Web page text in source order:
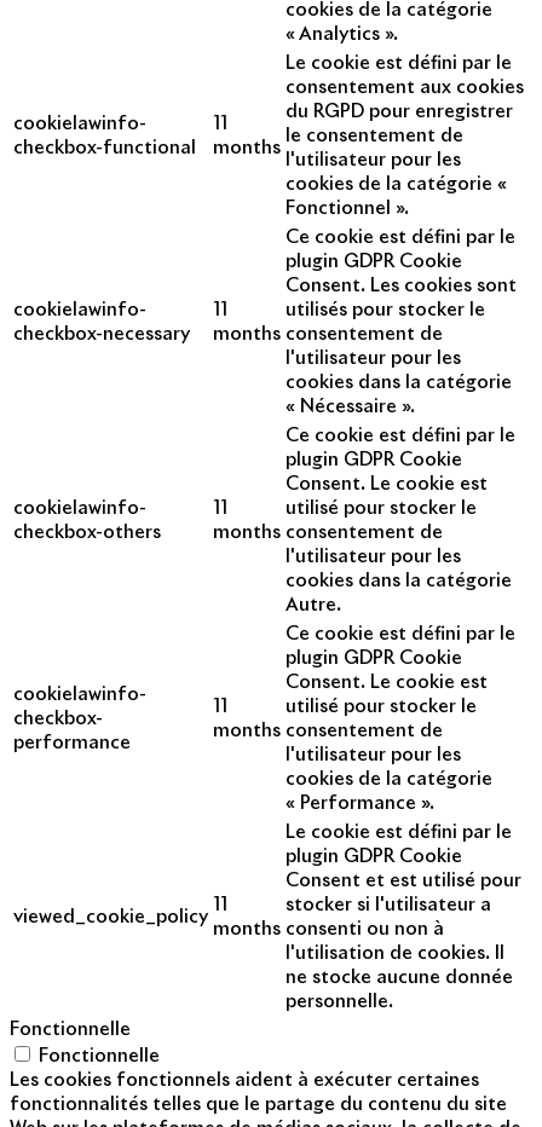
cookies de la catégorie
« Analytics ».
cookielawinfo-
checkbox-functional
months
Le cookie est défini par le
consentement aux cookies
du RGPD pour enregistrer
le consentement de
l'utilisateur pour les
cookies de la catégorie «
Fonctionnel ».
cookielawinfo-
checkbox-necessary
months
Ce cookie est défini par le
plugin GDPR Cookie
Consent. Les cookies sont
utilisés pour stocker le
consentement de
l'utilisateur pour les
cookies dans la catégorie
« Nécessaire ».
cookielawinfo-
checkbox-others
months
Ce cookie est défini par le
plugin GDPR Cookie
Consent. Le cookie est
utilisé pour stocker le
consentement de
l'utilisateur pour les
cookies dans la catégorie
Autre.
cookielawinfo-
checkbox-
performance
months
Ce cookie est défini par le
plugin GDPR Cookie
Consent. Le cookie est
utilisé pour stocker le
consentement de
l'utilisateur pour les
cookies de la catégorie
« Performance ».
viewed_cookie_policy
months
Le cookie est défini par le
plugin GDPR Cookie
Consent et est utilisé pour
stocker si l'utilisateur a
consenti ou non à
l'utilisation de cookies. Il
ne stocke aucune donnée
personnelle.
Fonctionnelle
Fonctionnelle
Les cookies fonctionnels aident à exécuter certaines
fonctionnalités telles que le partage du contenu du site